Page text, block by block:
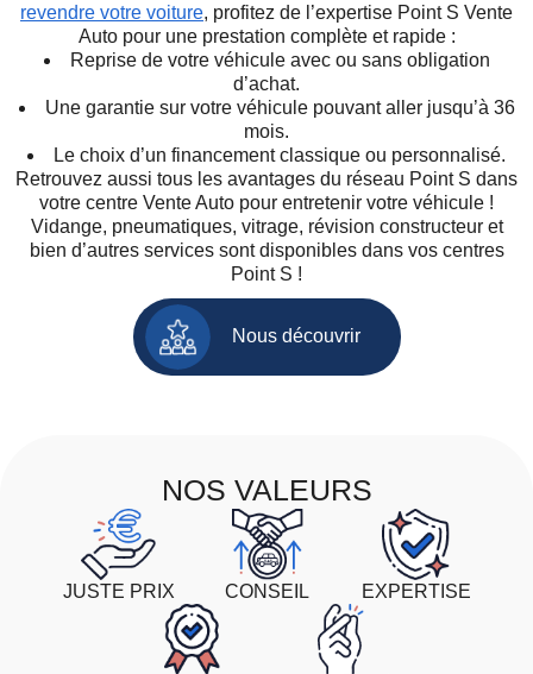
revendre votre voiture, profitez de l’expertise Point S Vente
Auto pour une prestation complète et rapide :
Reprise de votre véhicule avec ou sans obligation
d’achat.
Une garantie sur votre véhicule pouvant aller jusqu’à 36
mois.
Le choix d’un financement classique ou personnalisé.
Retrouvez aussi tous les avantages du réseau Point S dans
votre centre Vente Auto pour entretenir votre véhicule !
Vidange, pneumatiques, vitrage, révision constructeur et
bien d’autres services sont disponibles dans vos centres
Point S !
Nous découvrir
NOS VALEURS
JUSTE PRIX CONSEIL EXPERTISE